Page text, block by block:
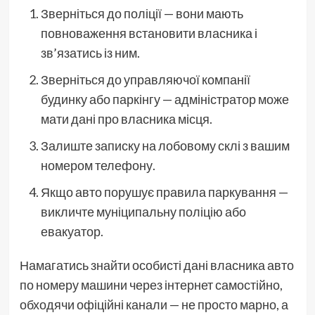
Зверніться до поліції — вони мають
повноваження встановити власника і
зв’язатись із ним.
Зверніться до управляючої компанії
будинку або паркінгу — адміністратор може
мати дані про власника місця.
Залиште записку на лобовому склі з вашим
номером телефону.
Якщо авто порушує правила паркування —
викличте муніципальну поліцію або
евакуатор.
Намагатись знайти особисті дані власника авто
по номеру машини через інтернет самостійно,
обходячи офіційні канали — не просто марно, а